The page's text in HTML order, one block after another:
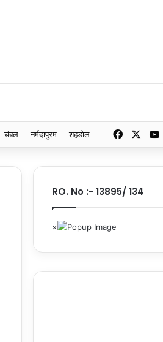
चंबल नर्मदापुरम शहडोल Facebook
RO. No :- 13895/ 134